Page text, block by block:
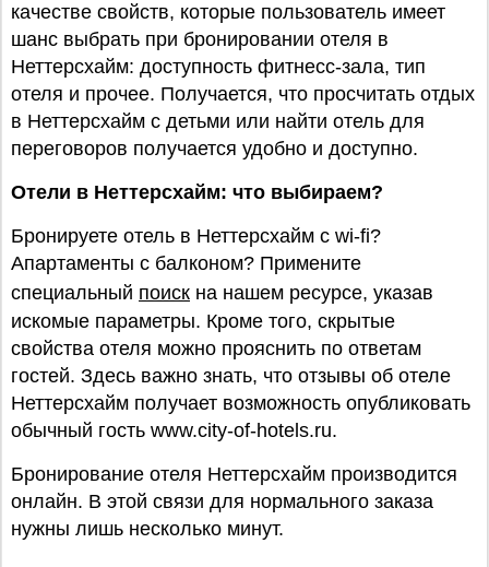
качестве свойств, которые пользователь имеет
шанс выбрать при бронировании отеля в
Неттерсхайм: доступность фитнесс-зала, тип
отеля и прочее. Получается, что просчитать отдых
в Неттерсхайм с детьми или найти отель для
переговоров получается удобно и доступно.
Отели в Неттерсхайм: что выбираем?
Бронируете отель в Неттерсхайм с wi-fi?
Апартаменты с балконом? Примените
специальный поиск на нашем ресурсе, указав
искомые параметры. Кроме того, скрытые
свойства отеля можно прояснить по ответам
гостей. Здесь важно знать, что отзывы об отеле
Неттерсхайм получает возможность опубликовать
обычный гость www.city-of-hotels.ru.
Бронирование отеля Неттерсхайм производится
онлайн. В этой связи для нормального заказа
нужны лишь несколько минут.